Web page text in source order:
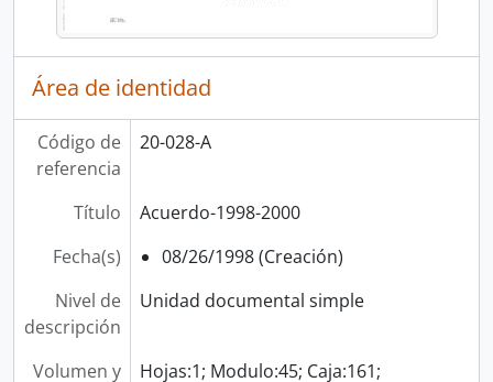
Área de identidad
Código de
referencia
20-028-A
Título
Acuerdo-1998-2000
Fecha(s)
08/26/1998 (Creación)
Nivel de
descripción
Unidad documental simple
Volumen y
Hojas:1; Modulo:45; Caja:161;